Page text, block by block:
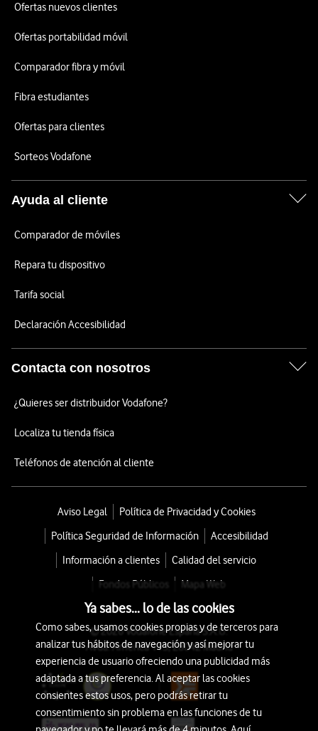
Ofertas nuevos clientes
Ofertas portabilidad móvil
Comparador fibra y móvil
Fibra estudiantes
Ofertas para clientes
Sorteos Vodafone
Ayuda al cliente
Comparador de móviles
Repara tu dispositivo
Tarifa social
Declaración Accesibilidad
Contacta con nosotros
¿Quieres ser distribuidor Vodafone?
Localiza tu tienda física
Teléfonos de atención al cliente
Aviso Legal
Política de Privacidad y Cookies
Política Seguridad de Información
Accesibilidad
Información a clientes
Calidad del servicio
Fondos Públicos
Mapa Web
© 2026 Vodafone España S.A.U.
Avda. América 115, 28042 Madrid
Ya sabes... lo de las cookies
Como sabes, usamos cookies propias y de terceros para
analizar tus hábitos de navegación y así mejorar tu
experiencia de usuario ofreciendo una publicidad más
adaptada a tus preferencia. Al aceptar las cookies
consientes estos usos, pero podrás retirar tu
consentimiento sin problema en las funciones de tu